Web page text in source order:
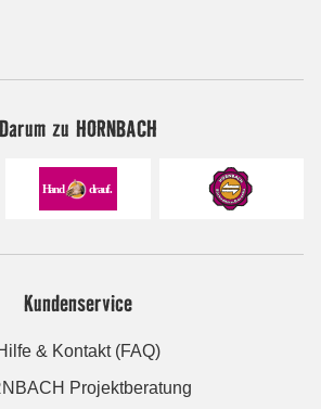
Darum zu HORNBACH
Kundenservice
& Kontakt (FAQ)
Projektberatung